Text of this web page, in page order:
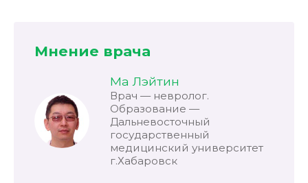
Мнение врача
Ма Лэйтин
Врач — невролог.
Образование —
Дальневосточный
государственный
медицинский университет
г.Хабаровск